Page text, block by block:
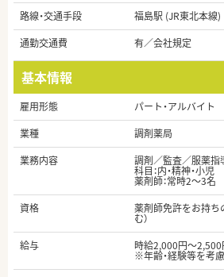
路線・交通手段
福島駅 (JR東北本線)
通勤交通費
有／会社規定
基本情報
雇用形態
パート・アルバイト
業種
調剤薬局
業務内容
調剤／監査／服薬指
科目：内・精神・小
薬剤師：常時2～3名
資格
薬剤師免許をお持ち
む）
給与
時給2,000円～2,500
※年齢・経験等を考慮